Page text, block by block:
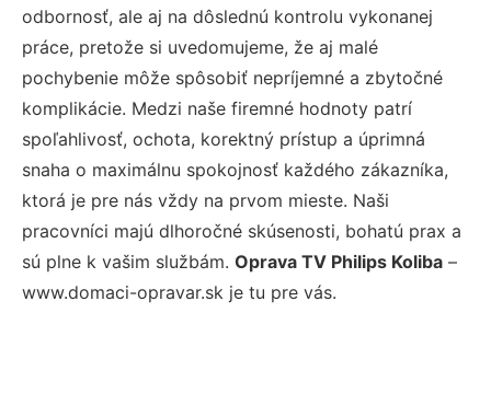
odbornosť, ale aj na dôslednú kontrolu vykonanej
práce, pretože si uvedomujeme, že aj malé
pochybenie môže spôsobiť nepríjemné a zbytočné
komplikácie. Medzi naše firemné hodnoty patrí
spoľahlivosť, ochota, korektný prístup a úprimná
snaha o maximálnu spokojnosť každého zákazníka,
ktorá je pre nás vždy na prvom mieste. Naši
pracovníci majú dlhoročné skúsenosti, bohatú prax a
sú plne k vašim službám. Oprava TV Philips Koliba –
www.domaci-opravar.sk je tu pre vás.